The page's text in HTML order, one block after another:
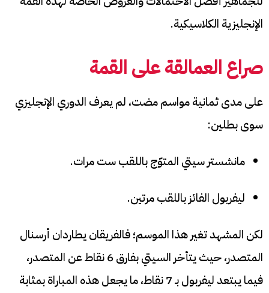
الإنجليزية الكلاسيكية.
صراع العمالقة على القمة
على مدى ثمانية مواسم مضت، لم يعرف الدوري الإنجليزي
سوى بطلين:
مانشستر سيتي المتوّج باللقب ست مرات.
ليفربول الفائز باللقب مرتين.
لكن المشهد تغير هذا الموسم؛ فالفريقان يطاردان أرسنال
المتصدر، حيث يتأخر السيتي بفارق 6 نقاط عن المتصدر،
فيما يبتعد ليفربول بـ 7 نقاط، ما يجعل هذه المباراة بمثابة